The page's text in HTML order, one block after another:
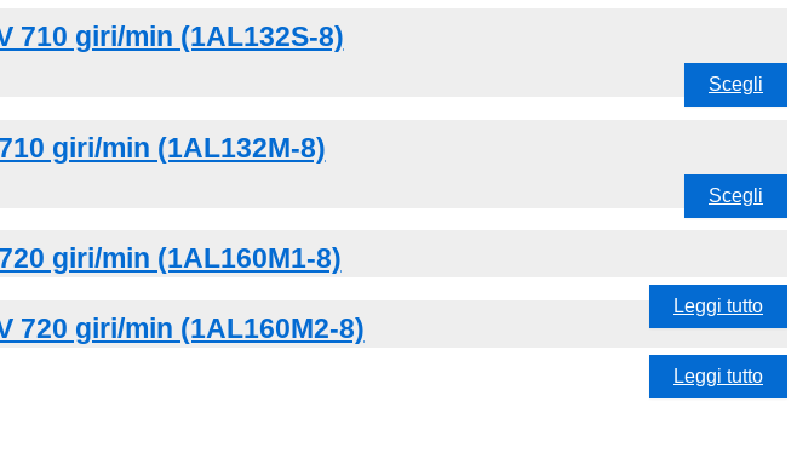
710 giri/min (1AL132S-8)
Scegli
giri/min (1AL132M-8)
Scegli
giri/min (1AL160M1-8)
Leggi tutto
720 giri/min (1AL160M2-8)
Leggi tutto